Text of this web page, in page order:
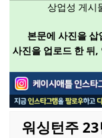
상업성 게시
본문에 사진을 삽
사진을 업로드 한 뒤,
워싱턴주